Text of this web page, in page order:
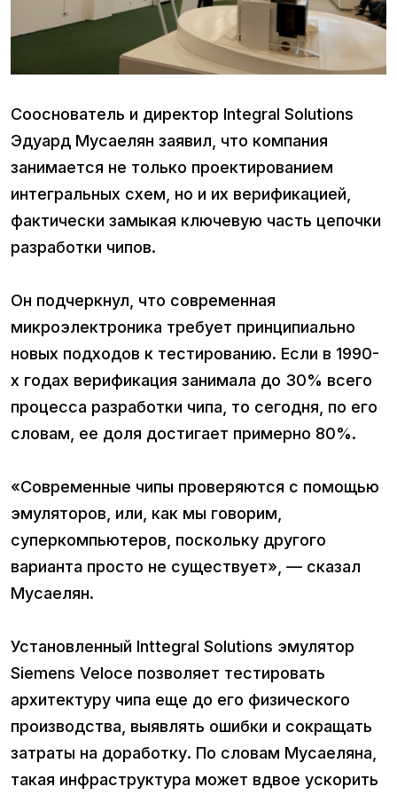
Сооснователь и директор Integral Solutions
Эдуард Мусаелян заявил, что компания
занимается не только проектированием
интегральных схем, но и их верификацией,
фактически замыкая ключевую часть цепочки
разработки чипов.
Он подчеркнул, что современная
микроэлектроника требует принципиально
новых подходов к тестированию. Если в 1990-
х годах верификация занимала до 30% всего
процесса разработки чипа, то сегодня, по его
словам, ее доля достигает примерно 80%.
«Современные чипы проверяются с помощью
эмуляторов, или, как мы говорим,
суперкомпьютеров, поскольку другого
варианта просто не существует», — сказал
Мусаелян.
Установленный Inttegral Solutions эмулятор
Siemens Veloce позволяет тестировать
архитектуру чипа еще до его физического
производства, выявлять ошибки и сокращать
затраты на доработку. По словам Мусаеляна,
такая инфраструктура может вдвое ускорить